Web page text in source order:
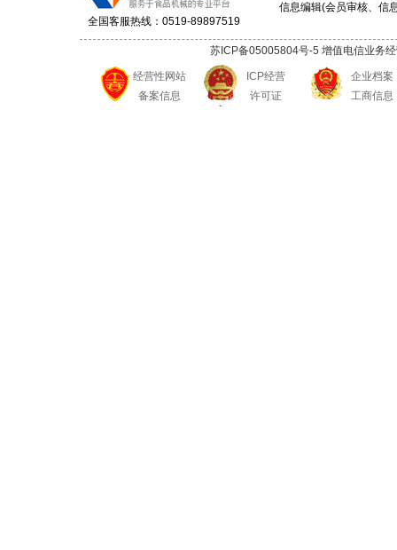
全国客服热线：0519-89897519
信息编辑(会员审核、信
苏ICP备05005804号-5 增值电信业务
经营性网站
备案信息
ICP经营
许可证
企业档案
工商信息